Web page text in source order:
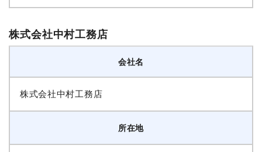
株式会社中村工務店
会社名
株式会社中村工務店
所在地